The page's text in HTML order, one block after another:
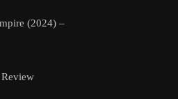
(2024) –